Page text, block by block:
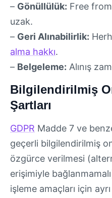
– Gönüllülük: Free
uzak.
– Geri Alınabilirlik:
alma hakkı.
– Belgeleme: Alınış
Bilgilendirilmiş
Şartları
GDPR Madde 7 ve
geçerli bilgilendirilmiş
özgürce verilmesi
erişimiyle
işleme amaçları için